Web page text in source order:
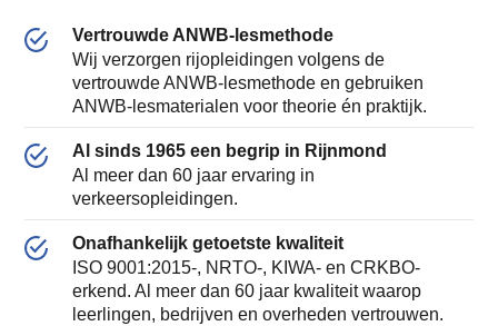
Vertrouwde ANWB-lesmethode
Wij verzorgen rijopleidingen volgens de
vertrouwde ANWB-lesmethode en gebruiken
ANWB-lesmaterialen voor theorie én praktijk.
Al sinds 1965 een begrip in Rijnmond
Al meer dan 60 jaar ervaring in
verkeersopleidingen.
Onafhankelijk getoetste kwaliteit
ISO 9001:2015-, NRTO-, KIWA- en CRKBO-
erkend. Al meer dan 60 jaar kwaliteit waarop
leerlingen, bedrijven en overheden vertrouwen.